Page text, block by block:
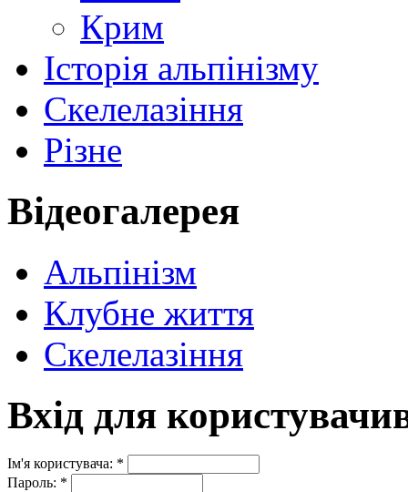
Крим
Історія альпінізму
Скелелазіння
Різне
Відеогалерея
Альпінізм
Клубне життя
Скелелазіння
Вхід для
Ім'я користувача: *
Пароль: *